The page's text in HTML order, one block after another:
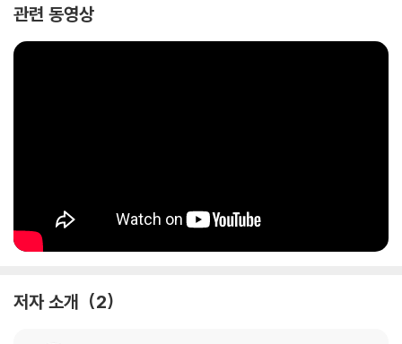
관련 동영상
저자 소개 2